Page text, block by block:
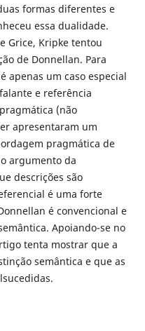
formas diferentes e
essa dualidade.
Grice, Kripke tentou
de Donnellan. Para
apenas um caso especial
e referência
(não
apresentaram um
pragmática de
argumento da
descrições são
é uma forte
é convencional e
Apoiando-se no
tenta mostrar que a
semântica e que as